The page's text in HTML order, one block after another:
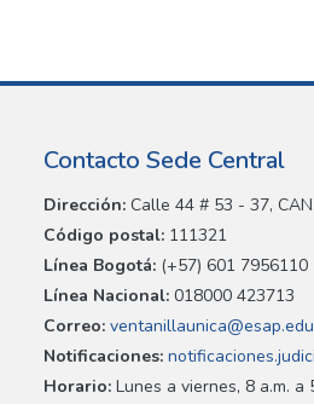
Contacto Sede Central
Dirección: Calle 44 # 53 - 37,
Código postal: 111321
Línea Bogotá: (+57) 601 7956110
Línea Nacional: 018000 423713
Correo:
Notificaciones:
Horario: Lunes a viernes, 8 a.m. a